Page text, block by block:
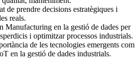
de prendre decisions estratègiques i
reals.
Manufacturing en la gestió de dades per
i optimitzar processos industrials.
de les tecnologies emergents com
en la gestió de dades industrials.